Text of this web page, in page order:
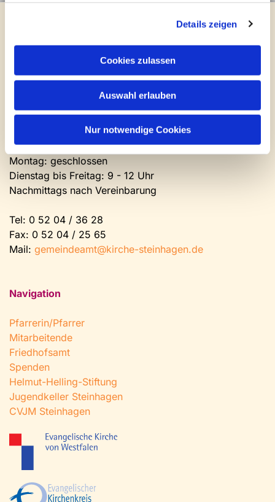
Details zeigen
Cookies zulassen
Auswahl erlauben
Nur notwendige Cookies
Evangelische Kirchengemeinde Steinhagen
Tel.:0 52 04 / 36 28
gemeindeamt@kirche-steinhagen.de
Newsletter abonnieren
Kontakt und Öffnungszeiten
Gemeinde- und Friedhofsamt
Montag: geschlossen
Dienstag bis Freitag: 9 - 12 Uhr
Nachmittags nach Vereinbarung
Tel: 0 52 04 / 36 28
Fax: 0 52 04 / 25 65
Mail: gemeindeamt@kirche-steinhagen.de
Navigation
Pfarrerin/Pfarrer
Mitarbeitende
Friedhofsamt
Spenden
Helmut-Helling-Stiftung
Jugendkeller Steinhagen
CVJM Steinhagen